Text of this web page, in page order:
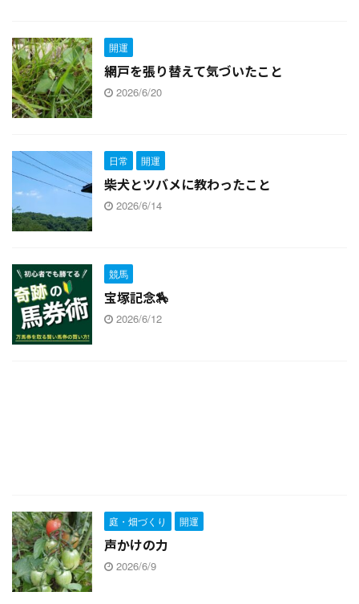
開運
網戸を張り替えて気づいたこと
2026/6/20
日常 開運
柴犬とツバメに教わったこと
2026/6/14
競馬
宝塚記念🏇
2026/6/12
庭・畑づくり 開運
声かけの力
2026/6/9